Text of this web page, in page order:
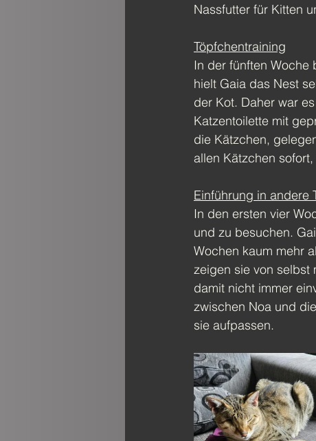
Nassfutter für Kitten
Töpfchentraining
In der fünften Woche
hielt Gaia das Nest
der Kot. Daher war
Katzentoilette mit
die Kätzchen,
allen Kätzchen
Einführung in andere
In den ersten vier
und zu besuchen.
Wochen kaum mehr
zeigen sie von selbst
damit nicht immer
zwischen Noa und
sie aufpassen.